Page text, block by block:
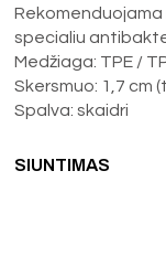
specialiu
Medžiaga: TPE /
Skersmuo: 1,7 cm
Spalva: skaidri
SIUNTIMAS